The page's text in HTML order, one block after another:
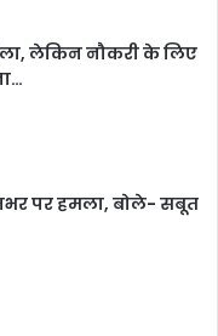
लेकिन नौकरी के लिए
पर हमला, बोले- सबूत